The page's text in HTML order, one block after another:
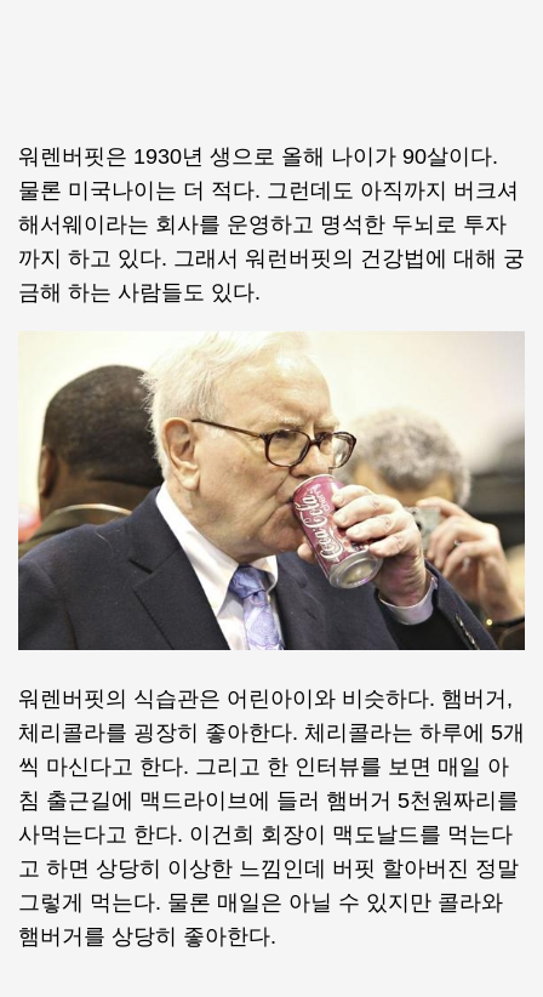
워렌버핏은 1930년 생으로 올해 나이가 90살이다.
물론 미국나이는 더 적다. 그런데도 아직까지 버크셔
해서웨이라는 회사를 운영하고 명석한 두뇌로 투자
까지 하고 있다. 그래서 워런버핏의 건강법에 대해 궁
금해 하는 사람들도 있다.
워렌버핏의 식습관은 어린아이와 비슷하다. 햄버거,
체리콜라를 굉장히 좋아한다. 체리콜라는 하루에 5개
씩 마신다고 한다. 그리고 한 인터뷰를 보면 매일 아
침 출근길에 맥드라이브에 들러 햄버거 5천원짜리를
사먹는다고 한다. 이건희 회장이 맥도날드를 먹는다
고 하면 상당히 이상한 느낌인데 버핏 할아버진 정말
그렇게 먹는다. 물론 매일은 아닐 수 있지만 콜라와
햄버거를 상당히 좋아한다.